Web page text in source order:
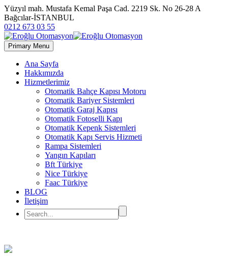
Yüzyıl mah. Mustafa Kemal Paşa Cad. 2219 Sk. No 26-28 A
Bağcılar-İSTANBUL
0212 673 03 55
Primary Menu
Ana Sayfa
Hakkımızda
Hizmetlerimiz
Otomatik Bahçe Kapısı Motoru
Otomatik Bariyer Sistemleri
Otomatik Garaj Kapısı
Otomatik Fotoselli Kapı
Otomatik Kepenk Sistemleri
Otomatik Kapı Servis Hizmeti
Rampa Sistemleri
Yangın Kapıları
Bft Türkiye
Nice Türkiye
Faac Türkiye
BLOG
İletişim